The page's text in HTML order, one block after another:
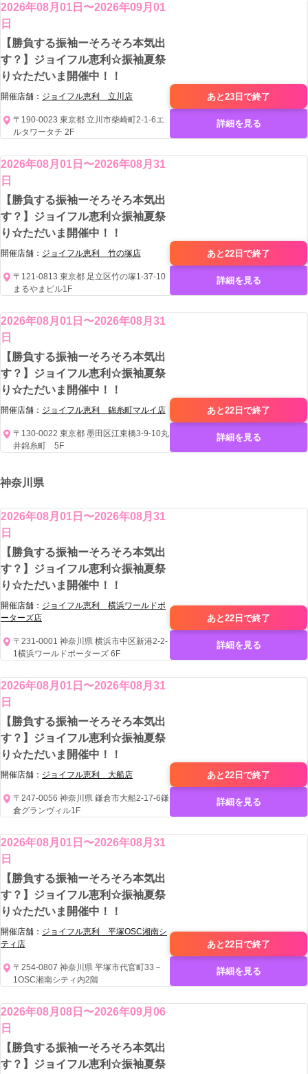
2026年08月01日〜2026年09月01
日
【勝負する振袖ーそろそろ本気出
す？】ジョイフル恵利☆振袖夏祭
り☆ただいま開催中！！
開催店舗： ジョイフル恵利 立川店
〒190-0023 東京都 立川市柴崎町2-1-6エ
ルタワータチ 2F
あと23日で終了
詳細を見る
2026年08月01日〜2026年08月31
日
【勝負する振袖ーそろそろ本気出
す？】ジョイフル恵利☆振袖夏祭
り☆ただいま開催中！！
開催店舗： ジョイフル恵利 竹の塚店
〒121-0813 東京都 足立区竹の塚1-37-10
まるやまビル1F
あと22日で終了
詳細を見る
2026年08月01日〜2026年08月31
日
【勝負する振袖ーそろそろ本気出
す？】ジョイフル恵利☆振袖夏祭
り☆ただいま開催中！！
開催店舗： ジョイフル恵利 錦糸町マルイ店
〒130-0022 東京都 墨田区江東橋3-9-10丸
井錦糸町 5F
あと22日で終了
詳細を見る
神奈川県
2026年08月01日〜2026年08月31
日
【勝負する振袖ーそろそろ本気出
す？】ジョイフル恵利☆振袖夏祭
り☆ただいま開催中！！
開催店舗： ジョイフル恵利 横浜ワールドポ
ーターズ店
〒231-0001 神奈川県 横浜市中区新港2-2-
1横浜ワールドポーターズ 6F
あと22日で終了
詳細を見る
2026年08月01日〜2026年08月31
日
【勝負する振袖ーそろそろ本気出
す？】ジョイフル恵利☆振袖夏祭
り☆ただいま開催中！！
開催店舗： ジョイフル恵利 大船店
〒247-0056 神奈川県 鎌倉市大船2-17-6鎌
倉グランヴィル1F
あと22日で終了
詳細を見る
2026年08月01日〜2026年08月31
日
【勝負する振袖ーそろそろ本気出
す？】ジョイフル恵利☆振袖夏祭
り☆ただいま開催中！！
開催店舗： ジョイフル恵利 平塚OSC湘南シ
ティ店
〒254-0807 神奈川県 平塚市代官町33－
1OSC湘南シティ内2階
あと22日で終了
詳細を見る
2026年08月08日〜2026年09月06
日
【勝負する振袖ーそろそろ本気出
す？】ジョイフル恵利☆振袖夏祭